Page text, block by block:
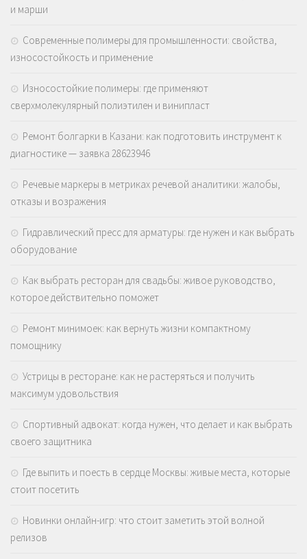
и марши
Современные полимеры для промышленности: свойства,
износостойкость и применение
Износостойкие полимеры: где применяют
сверхмолекулярный полиэтилен и винипласт
Ремонт болгарки в Казани: как подготовить инструмент к
диагностике — заявка 28623946
Речевые маркеры в метриках речевой аналитики: жалобы,
отказы и возражения
Гидравлический пресс для арматуры: где нужен и как выбрать
оборудование
Как выбрать ресторан для свадьбы: живое руководство,
которое действительно поможет
Ремонт минимоек: как вернуть жизни компактному
помощнику
Устрицы в ресторане: как не растеряться и получить
максимум удовольствия
Спортивный адвокат: когда нужен, что делает и как выбрать
своего защитника
Где выпить и поесть в сердце Москвы: живые места, которые
стоит посетить
Новинки онлайн-игр: что стоит заметить этой волной
релизов